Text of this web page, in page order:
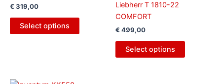
€ 319,00
Select options
Liebherr T 1810-22
COMFORT
€ 499,00
Select options